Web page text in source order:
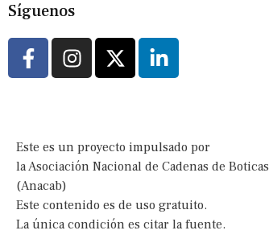
Síguenos
Este es un proyecto impulsado por
la Asociación Nacional de Cadenas de Boticas
(Anacab)
Este contenido es de uso gratuito.
La única condición es citar la fuente.